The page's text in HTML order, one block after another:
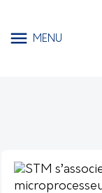
MENU